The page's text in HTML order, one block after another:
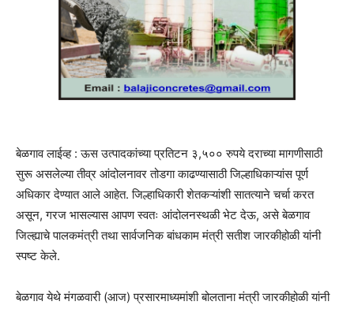
बेळगाव लाईव्ह : ऊस उत्पादकांच्या प्रतिटन ३,५०० रुपये दराच्या मागणीसाठी
सुरू असलेल्या तीव्र आंदोलनावर तोडगा काढण्यासाठी जिल्हाधिकाऱ्यांस पूर्ण
अधिकार देण्यात आले आहेत. जिल्हाधिकारी शेतकऱ्यांशी सातत्याने चर्चा करत
असून, गरज भासल्यास आपण स्वतः आंदोलनस्थळी भेट देऊ, असे बेळगाव
जिल्ह्याचे पालकमंत्री तथा सार्वजनिक बांधकाम मंत्री सतीश जारकीहोळी यांनी
स्पष्ट केले.
बेळगाव येथे मंगळवारी (आज) प्रसारमाध्यमांशी बोलताना मंत्री जारकीहोळी यांनी